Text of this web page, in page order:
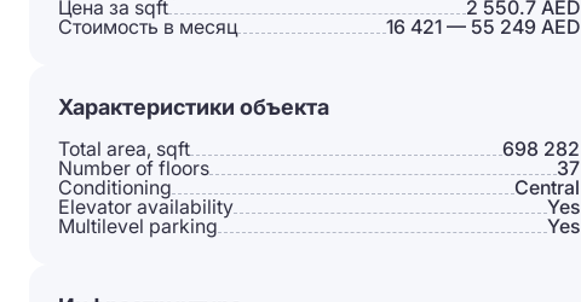
Цена за sqft
2 550.7 AED
Стоимость в месяц
16 421 — 55 249 AED
Характеристики объекта
Total area, sqft 698 282
Number of floors
37
Conditioning
Сentral
Elevator availability
Yes
Multilevel parking
Yes